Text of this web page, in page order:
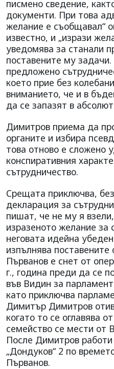
писмено сведение,
документи. При това
желание е съобщавал“
известно, и „изрази
уведомява за станали
поставените му
предложено
което прие без
вниманието, че и в
да се запазят в
Димитров приема да
органите и избира
това отново е сложено
конспиративния
сътрудничество.
Срещата приключва,
декларация за
пишат, че не му я
изразеното желание за
неговата идейна
изпълнява поставените
Първанов е снет от
г., година преди да се
във Видин за
като приключва
Димитър Димитров
когато то се оглавява
семейство се мести от
После Димитров
„Дондуков“ 2 по
Първанов.